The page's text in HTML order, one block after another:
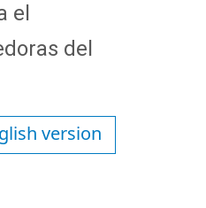
el
del
version